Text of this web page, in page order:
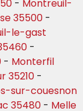
- Montreuil-
35500 -
le-gast
-
- Monterfil
35210 -
sur-couesnon
35480 - Melle